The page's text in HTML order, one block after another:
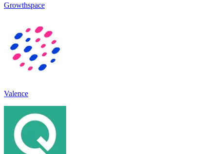
Growthspace
Valence